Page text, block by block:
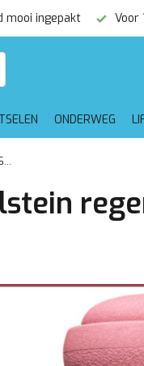
mooi ingepakt Voor
ONDERWEG